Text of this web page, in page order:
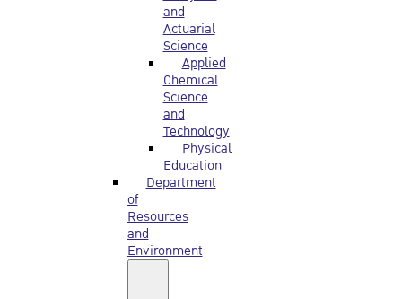
and
Actuarial
Science
Applied
Chemical
Science
and
Technology
Physical
Education
Department
of
Resources
and
Environment